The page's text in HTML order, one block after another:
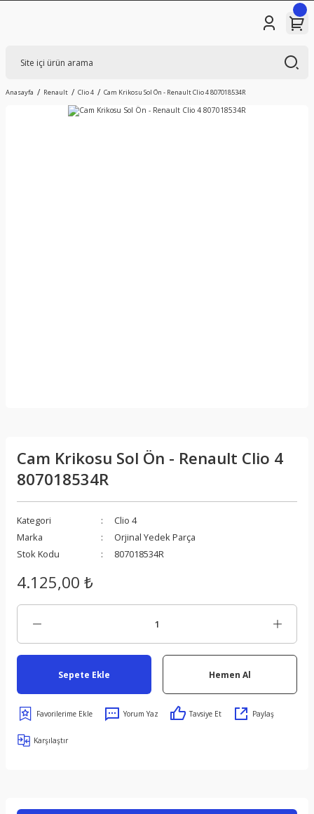
Anasayfa Renault Clio 4 Cam Krikosu Sol Ön - Renault Clio 4 807018534R
Cam Krikosu Sol Ön - Renault Clio 4
807018534R
Kategori
Clio 4
Marka
Orjinal Yedek Parça
Stok Kodu
807018534R
4.125,00 ₺
Sepete Ekle Hemen Al
Yorum Yaz Tavsiye Et Paylaş
Karşılaştır